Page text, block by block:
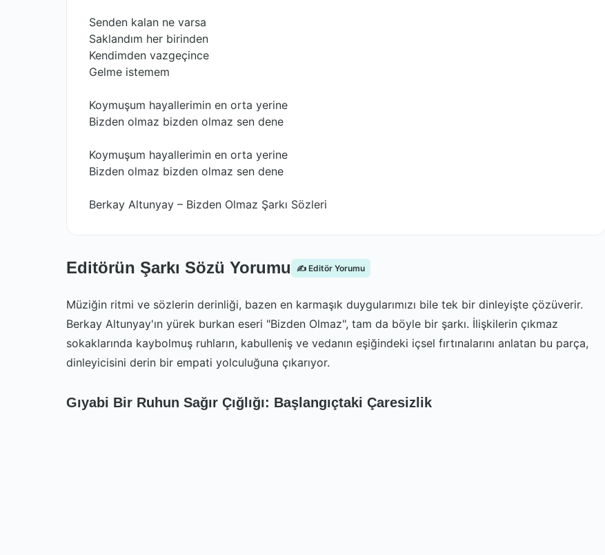
Senden kalan ne varsa
Saklandım her birinden
Kendimden vazgeçince
Gelme istemem
Koymuşum hayallerimin en orta yerine
Bizden olmaz bizden olmaz sen dene
Koymuşum hayallerimin en orta yerine
Bizden olmaz bizden olmaz sen dene
Berkay Altunyay – Bizden Olmaz Şarkı Sözleri
Editörün Şarkı Sözü Yorumu ✍️ Editör Yorumu
Müziğin ritmi ve sözlerin derinliği, bazen en karmaşık duygularımızı bile tek bir dinleyişte çözüverir.
Berkay Altunyay'ın yürek burkan eseri "Bizden Olmaz", tam da böyle bir şarkı. İlişkilerin çıkmaz
sokaklarında kaybolmuş ruhların, kabulleniş ve vedanın eşiğindeki içsel fırtınalarını anlatan bu parça,
dinleyicisini derin bir empati yolculuğuna çıkarıyor.
Gıyabi Bir Ruhun Sağır Çığlığı: Başlangıçtaki Çaresizlik